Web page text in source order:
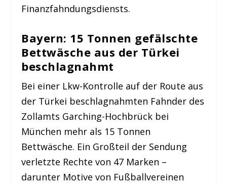
Finanzfahndungsdiensts.
Bayern: 15 Tonnen gefälschte
Bettwäsche aus der Türkei
beschlagnahmt
Bei einer Lkw-Kontrolle auf der Route aus
der Türkei beschlagnahmten Fahnder des
Zollamts Garching-Hochbrück bei
München mehr als 15 Tonnen
Bettwäsche. Ein Großteil der Sendung
verletzte Rechte von 47 Marken –
darunter Motive von Fußballvereinen